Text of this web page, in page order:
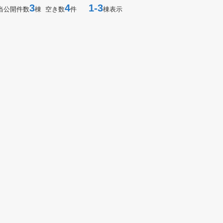
公開件数3棟 空き数4件 1-3棟表示